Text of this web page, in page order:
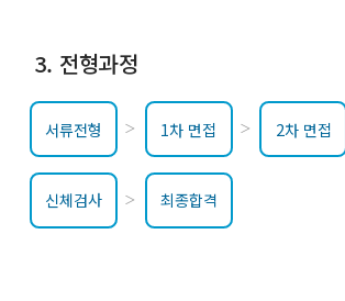
3. 전형과정
서류전형 1차 면접 2차 면접
신체검사 최종합격